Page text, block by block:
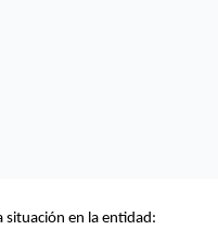
situación en la entidad: